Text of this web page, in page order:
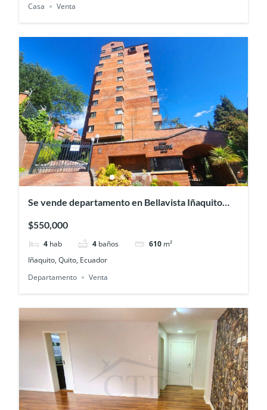
Casa
Venta
Se vende departamento en Bellavista Iñaquito
$550,000
4 hab 4 baños 610 m²
Iñaquito, Quito, Ecuador
Departamento
Venta